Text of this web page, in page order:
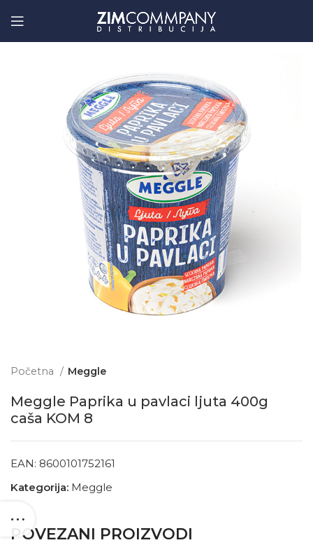
Početna Meggle
Meggle Paprika u pavlaci ljuta 400g
caša KOM 8
EAN: 8600101752161
Kategorija: Meggle
POVEZANI PROIZVODI